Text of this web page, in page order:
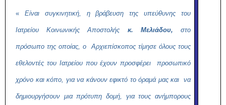
« Είναι συγκινητική, η βράβευση της υπεύθυνης του
Ιατρείου Κοινωνικής Αποστολής κ. Μελιάδου, στο
πρόσωπο της οποίας, ο Αρχιεπίσκοπος τίμησε όλους τους
εθελοντές του Ιατρείου που έχουν προσφέρει προσωπικό
χρόνο και κόπο, για να κάνουν εφικτό το όραμά μας και να
δημιουργήσουν μια πρότυπη δομή, για τους ανήμπορους